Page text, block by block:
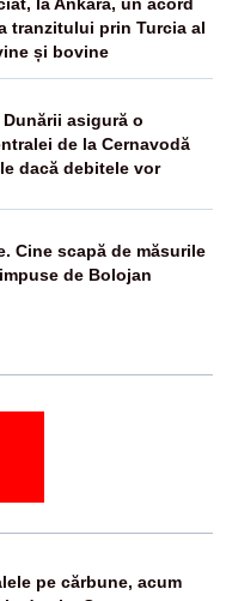
tranzitului prin Turcia al
și bovine
asigură o
de la Cernavodă
dacă debitele vor
Cine scapă de măsurile
de Bolojan
pe cărbune, acum